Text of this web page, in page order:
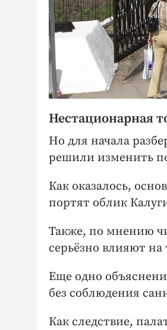
Нестационарная
Но для начала
решили изменить
Как оказалось,
портят облик
Также, по мнению
серьёзно влияют
Еще одно
без соблюдения
Как следствие,